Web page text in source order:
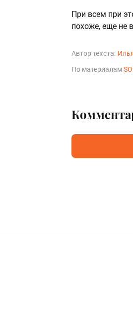
При всем при
похоже, еще не
Автор текста:
По материалам